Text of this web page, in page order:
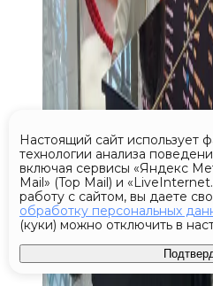
Настоящий сайт использует
технологии анализа
включая сервисы «Яндекс
Mail» (Top Mail) и
работу с сайтом, вы даете
обработку персональных
(куки) можно отключить в